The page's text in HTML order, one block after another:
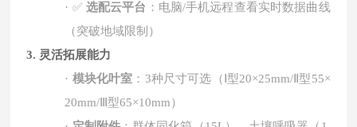
· ✅ 选配云平台 ：电脑/手机远程查看实时数据曲线
（突破地域限制）
3. 灵活拓展能力
· 模块化叶室 ： 3种尺寸可选（ 型20×25mm/Ⅱ型55×
20mm/Ⅲ型65×10mm）